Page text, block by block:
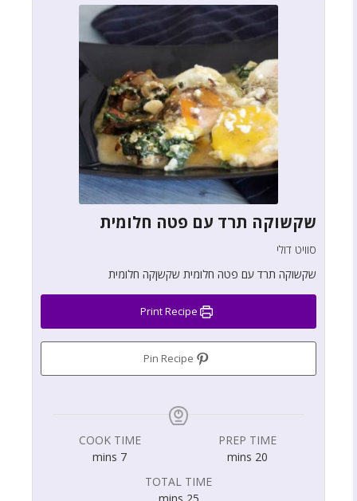
שקשוקה תרד עם פטה חלומית
סוויט דולי
שקשוקה תרד עם פטה חלומית שקשןקה חלומית
PREP TIME
20
mins
COOK TIME
7
mins
TOTAL TIME